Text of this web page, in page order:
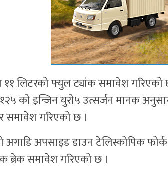
११ लिटरको फ्युल ट्यांक समावेश
को इन्जिन युरो५ उत्सर्जन मानक
समावेश गरिएको छ ।
अगाडि अपसाइड डाउन टेलिस्कोपिक
ब्रेक समावेश गरिएको छ ।